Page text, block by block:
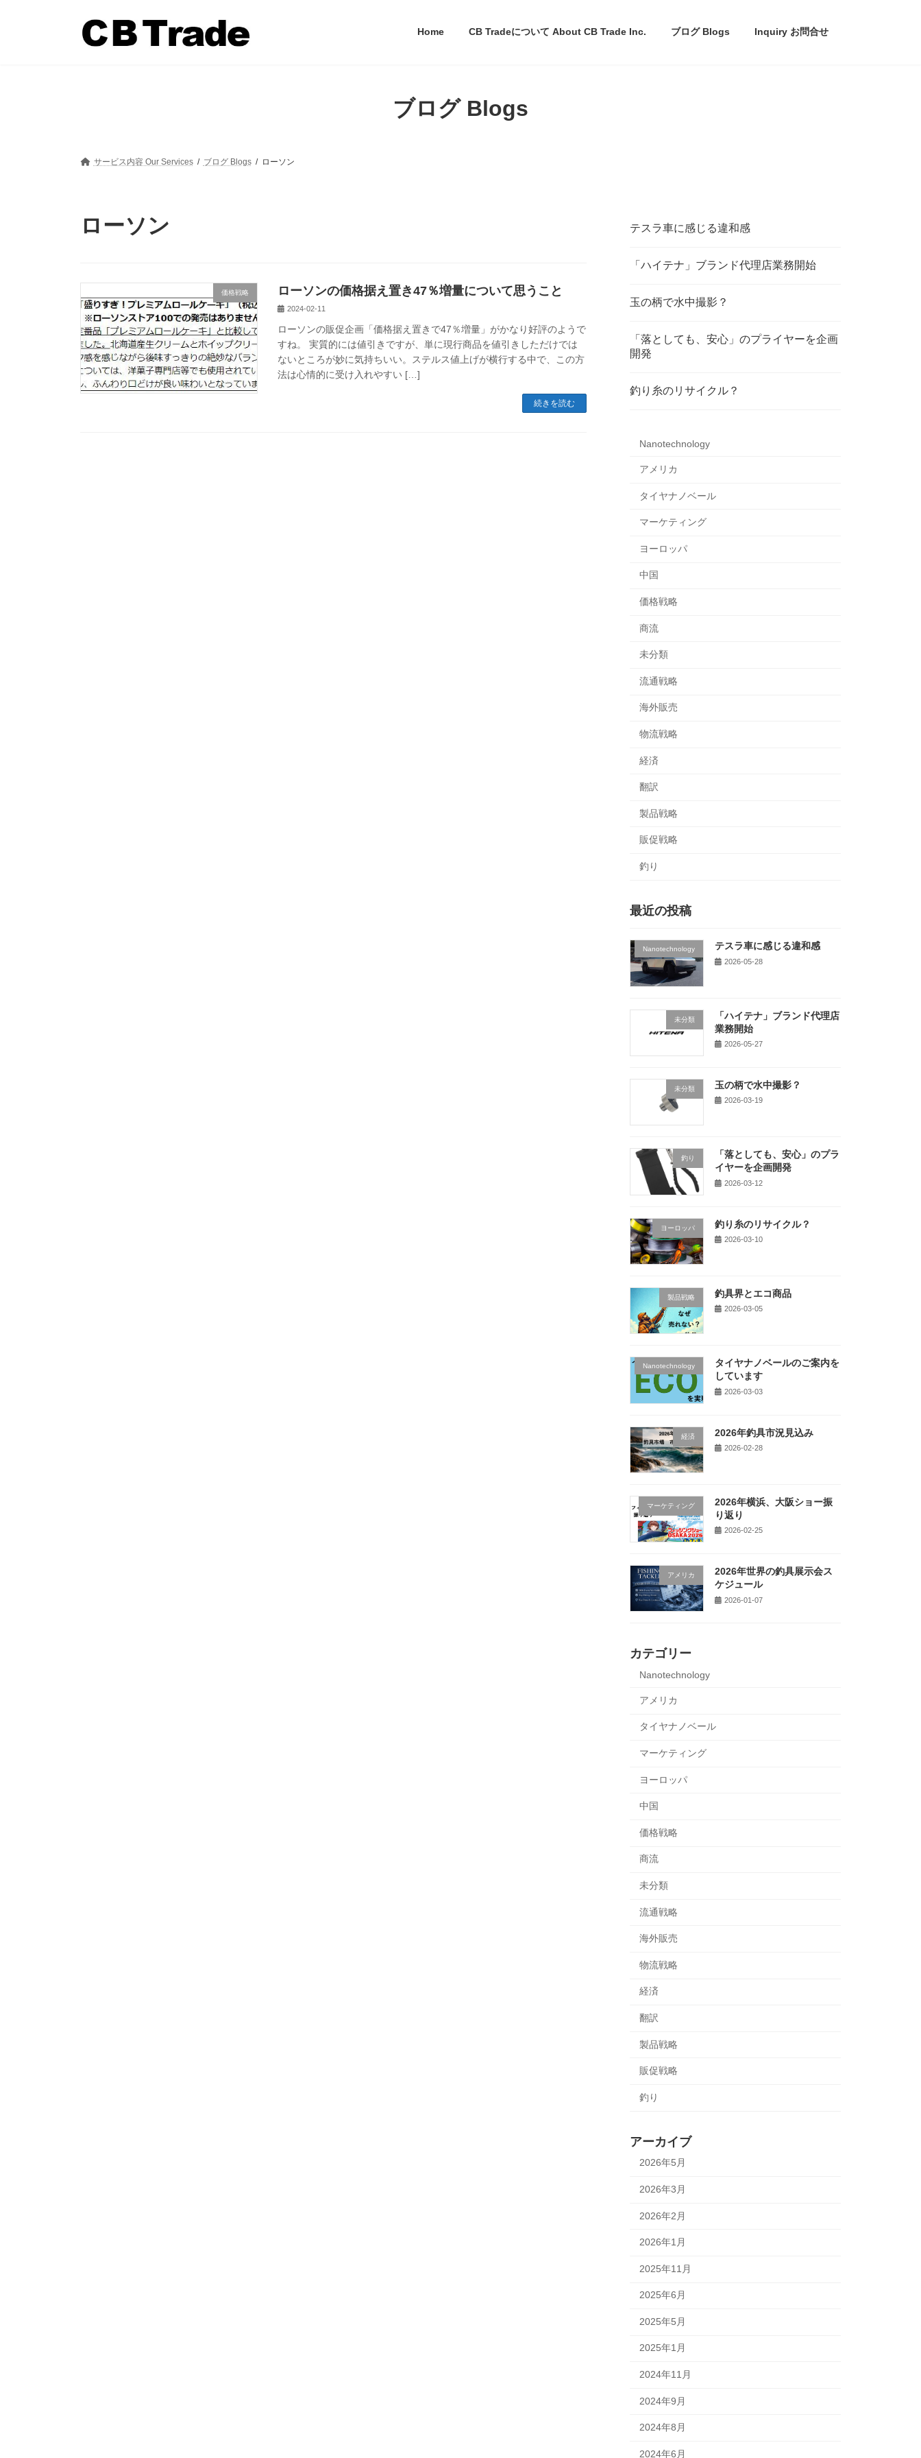
Home CB Tradeについて About CB Trade Inc. ブログ Blogs Inquiry お問合せ
ブログ Blogs
サービス内容 Our Services ブログ Blogs ローソン
ローソン
価格戦略 ローソンの価格据え置き47％増量について思うこと
2024-02-11
ローソンの販促企画「価格据え置きで47％増量」がかなり好評のようで
すね。 実質的には値引きですが、単に現行商品を値引きしただけでは
ないところが妙に気持ちいい。ステルス値上げが横行する中で、この方
法は心情的に受け入れやすい […]
続きを読む
テスラ車に感じる違和感
「ハイテナ」ブランド代理店業務開始
玉の柄で水中撮影？
「落としても、安心」のプライヤーを企画
開発
釣り糸のリサイクル？
Nanotechnology
アメリカ
タイヤナノベール
マーケティング
ヨーロッパ
中国
価格戦略
商流
未分類
流通戦略
海外販売
物流戦略
経済
翻訳
製品戦略
販促戦略
釣り
最近の投稿
Nanotechnology テスラ車に感じる違和感
2026-05-28
未分類
「ハイテナ」ブランド代理店
業務開始
2026-05-27
未分類 玉の柄で水中撮影？
2026-03-19
釣り
「落としても、安心」のプラ
イヤーを企画開発
2026-03-12
ヨーロッパ 釣り糸のリサイクル？
2026-03-10
製品戦略 釣具界とエコ商品
2026-03-05
Nanotechnology
タイヤナノベールのご案内を
しています
2026-03-03
経済 2026年釣具市況見込み
2026-02-28
マーケティング
2026年横浜、大阪ショー振
り返り
2026-02-25
アメリカ
2026年世界の釣具展示会ス
ケジュール
2026-01-07
カテゴリー
Nanotechnology
アメリカ
タイヤナノベール
マーケティング
ヨーロッパ
中国
価格戦略
商流
未分類
流通戦略
海外販売
物流戦略
経済
翻訳
製品戦略
販促戦略
釣り
アーカイブ
2026年5月
2026年3月
2026年2月
2026年1月
2025年11月
2025年6月
2025年5月
2025年1月
2024年11月
2024年9月
2024年8月
2024年6月